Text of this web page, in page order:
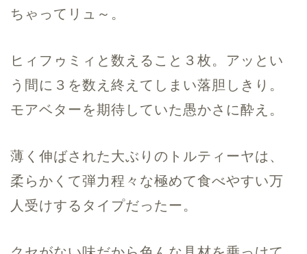
ちゃってリュ～。
ヒィフゥミィと数えること３枚。アッとい
う間に３を数え終えてしまい落胆しきり。
モアベターを期待していた愚かさに酔え。
薄く伸ばされた大ぶりのトルティーヤは、
柔らかくて弾力程々な極めて食べやすい万
人受けするタイプだったー。